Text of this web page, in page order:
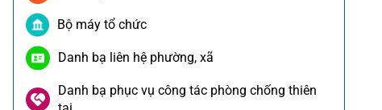
Bộ máy tổ chức
Danh bạ liên hệ phường, xã
Danh bạ phục vụ công tác phòng chống thiên